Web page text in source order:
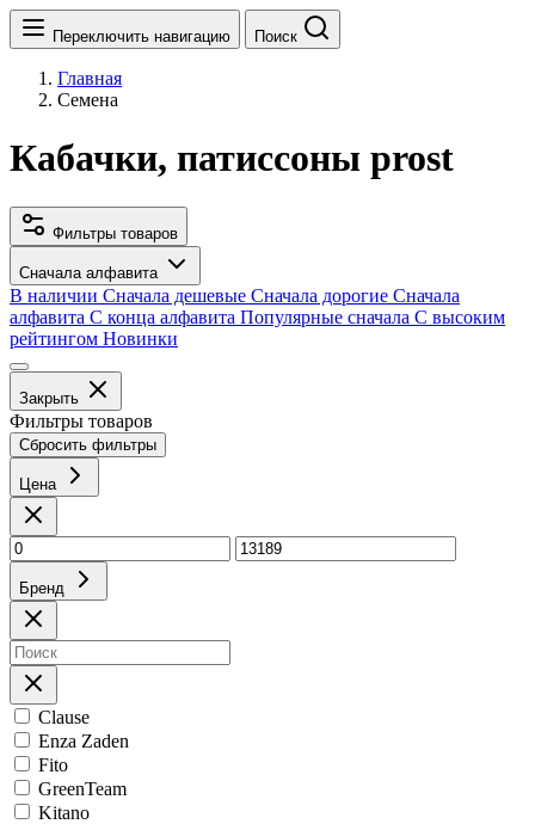
Переключить навигацию Поиск
Главная
Семена
Кабачки, патиссоны prost
Фильтры товаров
Сначала алфавита
В наличии Сначала дешевые Сначала дорогие Сначала
алфавита С конца алфавита Популярные сначала С высоким
рейтингом Новинки
Закрыть
Фильтры товаров
Сбросить фильтры
Цена
Бренд
Clause
Enza Zaden
Fito
GreenTeam
Kitano